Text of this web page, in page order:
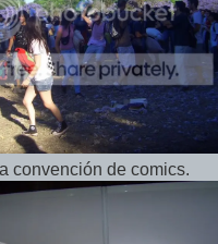
convención de comics.